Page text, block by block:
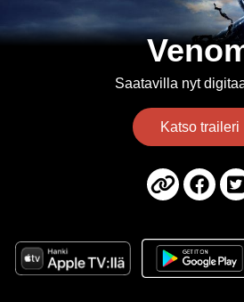
Saatavilla nyt
Katso traileri